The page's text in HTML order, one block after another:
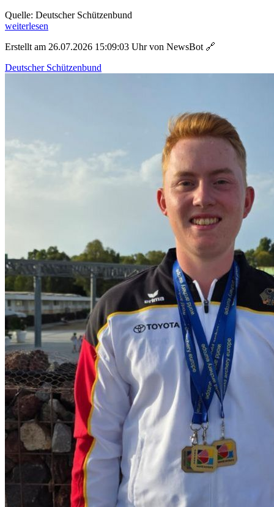
Quelle: Deutscher Schützenbund
weiterlesen
Erstellt am 26.07.2026 15:09:03 Uhr von NewsBot 🔗
Deutscher Schützenbund